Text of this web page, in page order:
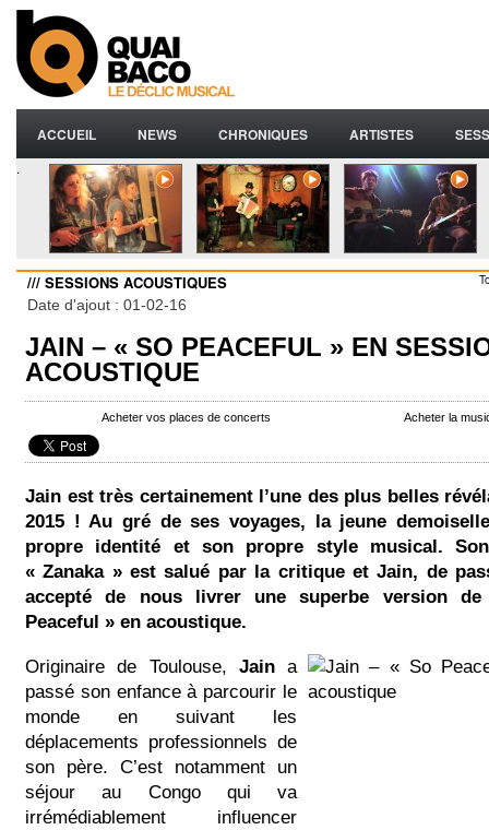
ACCUEIL NEWS CHRONIQUES ARTISTES
.
/// SESSIONS ACOUSTIQUES
Date d'ajout : 01-02-16
JAIN – « SO PEACEFUL » EN
ACOUSTIQUE
Acheter vos places de concerts Acheter la
Jain est très certainement l’une des plus belles
2015 ! Au gré de ses voyages, la jeune
propre identité et son propre style musical.
« Zanaka » est salué par la critique et Jain, de
accepté de nous livrer une superbe version
Peaceful » en acoustique.
Originaire de Toulouse, Jaina
passé son enfance à parcourir le
monde en suivant les
déplacements professionnels de
son père. C’est notamment un
séjour au Congo qui va
irrémédiablement influencer